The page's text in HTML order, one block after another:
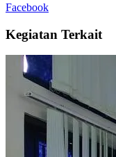
Facebook
Kegiatan Terkait